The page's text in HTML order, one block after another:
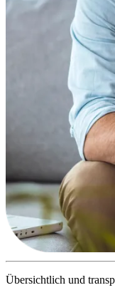
Übersichtlich und